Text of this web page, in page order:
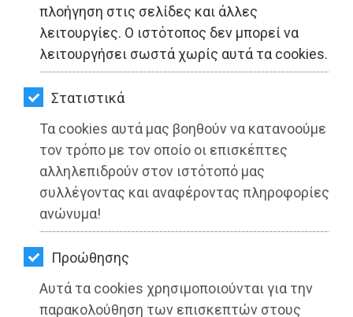
πλοήγηση στις σελίδες και άλλες
λειτουργίες. Ο ιστότοπος δεν μπορεί να
λειτουργήσει σωστά χωρίς αυτά τα cookies.
Στατιστικά
Τα cookies αυτά μας βοηθούν να κατανοούμε
τον τρόπο με τον οποίο οι επισκέπτες
αλληλεπιδρούν στον ιστότοπό μας
συλλέγοντας και αναφέροντας πληροφορίες
ανώνυμα!
Προώθησης
Αυτά τα cookies χρησιμοποιούνται για την
παρακολούθηση των επισκεπτών στους
ΣΠΙΤΙ-
ΚΗΠΟΣ
ΥΓΕΙΑ
LIFESTYLE
ΤΑΞΙΔΙΑ
ΕΞΟΔΟΣ
ΠΕΡΙΒΑΛΛΟΝ
ΚΑΤΟΙΚΙΔΙΟ
ΑΓΓΕΛΙΕΣ
Αδήλωτα τετραγωνικά: Σε ποιους
ιδιοκτήτες ακινήτων οι δήμοι
επιστρέφουν τέλη και πρόστιμα
Διαβάστηκε 3914 φορές